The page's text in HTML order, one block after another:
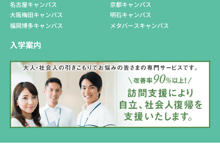
名古屋キャンパス
京都キャンパス
大阪梅田キャンパス
明石キャンパス
福岡博多キャンパス
メタバースキャンパス
入学案内